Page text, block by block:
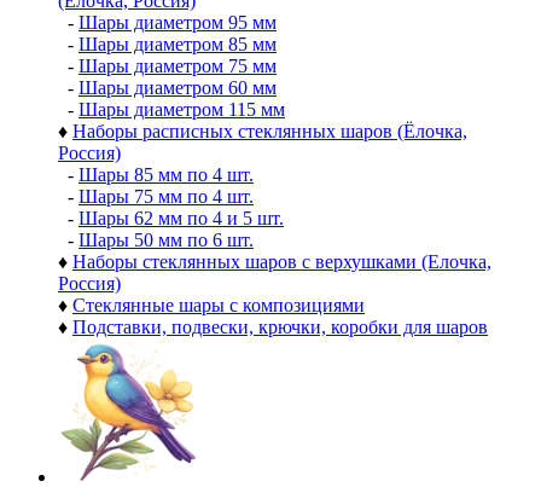
- Шары диаметром 95 мм
- Шары диаметром 85 мм
- Шары диаметром 75 мм
- Шары диаметром 60 мм
- Шары диаметром 115 мм
♦ Наборы расписных стеклянных шаров (Ёлочка,
Россия)
- Шары 85 мм по 4 шт.
- Шары 75 мм по 4 шт.
- Шары 62 мм по 4 и 5 шт.
- Шары 50 мм по 6 шт.
♦ Наборы стеклянных шаров с верхушками (Елочка,
Россия)
♦ Стеклянные шары с композициями
♦ Подставки, подвески, крючки, коробки для шаров